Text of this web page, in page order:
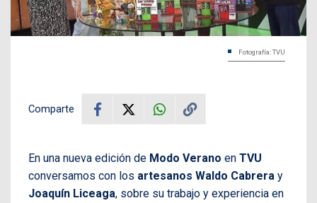
Fotografía: TVU
Comparte
En una nueva edición de Modo Verano en TVU
conversamos con los artesanos Waldo Cabrera y
Joaquín Liceaga, sobre su trabajo y experiencia en